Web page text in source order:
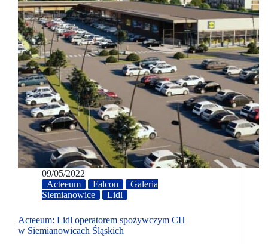
09/05/2022
Acteeum
Falcon
Galeria
Siemianowice
Lidl
Acteeum: Lidl operatorem spożywczym CH
w Siemianowicach Śląskich